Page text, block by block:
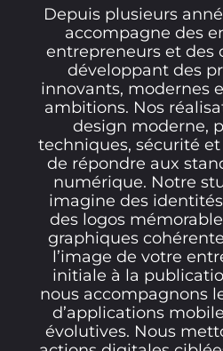
Depuis plusieurs
accompagne des
entrepreneurs et des
développant des
innovants, modernes
ambitions. Nos
design moderne,
techniques, sécurité
de répondre aux
numérique. Notre
imagine des
des logos
graphiques
l’image de votre
initiale à la
nous accompagnons
d’applications
évolutives. Nous